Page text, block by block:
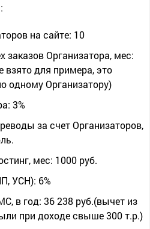
на сайте: 10
заказов Организатора, мес:
взято для примера, это
одному Организатору)
3%
за счет Организаторов,
мес: 1000 руб.
УСН): 6%
в год: 36 238 руб.(вычет из
при доходе свыше 300 т.р.)